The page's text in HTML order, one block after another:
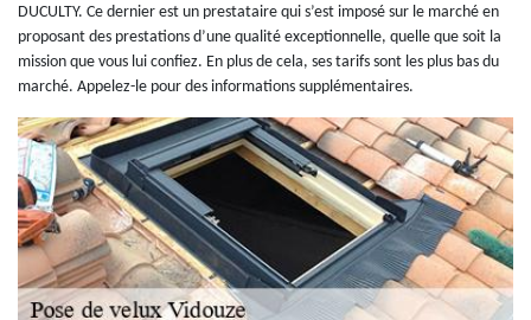
DUCULTY. Ce dernier est un prestataire qui s’est imposé sur le marché en
proposant des prestations d’une qualité exceptionnelle, quelle que soit la
mission que vous lui confiez. En plus de cela, ses tarifs sont les plus bas du
marché. Appelez-le pour des informations supplémentaires.